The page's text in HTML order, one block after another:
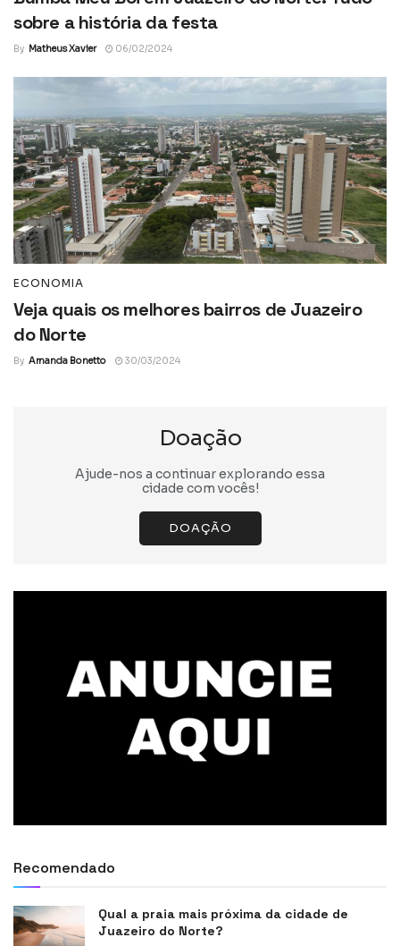
sobre a história da festa
By Matheus Xavier 06/02/2024
ECONOMIA
Veja quais os melhores bairros de Juazeiro
do Norte
By Amanda Bonetto 30/03/2024
Doação
Ajude-nos a continuar explorando essa
cidade com vocês!
DOAÇÃO
Recomendado
Qual a praia mais próxima da cidade de
Juazeiro do Norte?